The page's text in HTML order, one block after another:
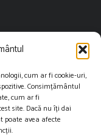
cum ar fi cookie-uri,
Consimțământul
cum ar fi
site. Dacă nu îți dai
avea afecte